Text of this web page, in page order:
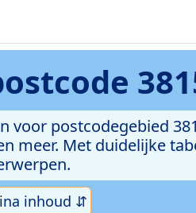
postcodegebied
meer. Met duidelijke
inhoud ⇵